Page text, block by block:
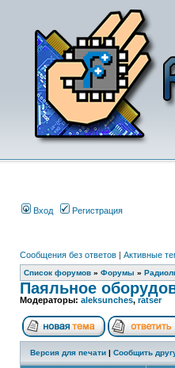
Вход Регистрация
Сообщения без ответов | Активные
Список форумов » Форумы »
Паяльное
Модераторы: aleksunches, ratser
Версия для печати | Сообщить